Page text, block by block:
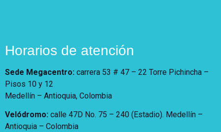
Horarios de atención
Sede Megacentro: carrera 53 # 47 – 22 Torre Pichincha –
Pisos 10 y 12
Medellín – Antioquia, Colombia
Velódromo: calle 47D No. 75 – 240 (Estadio). Medellín –
Antioquia – Colombia